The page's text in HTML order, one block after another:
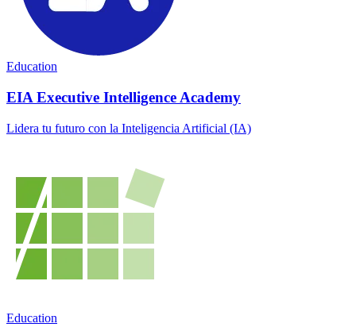
Education
EIA Executive Intelligence Academy
Lidera tu futuro con la Inteligencia Artificial (IA)
Education